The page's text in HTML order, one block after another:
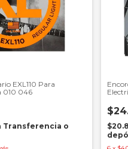
EXL110 Para
010 046
Transferencia o